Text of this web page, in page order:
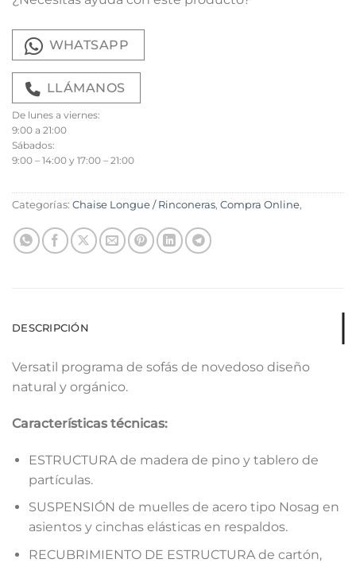
WHATSAPP
LLÁMANOS
De lunes a viernes:
9:00 a 21:00
Sábados:
9:00 – 14:00 y 17:00 – 21:00
Categorías: Chaise Longue / Rinconeras, Compra Online,
DESCRIPCIÓN
Versatil programa de sofás de novedoso diseño
natural y orgánico.
Características técnicas:
ESTRUCTURA de madera de pino y tablero de
partículas.
SUSPENSIÓN de muelles de acero tipo Nosag en
asientos y cinchas elásticas en respaldos.
RECUBRIMIENTO DE ESTRUCTURA de cartón,